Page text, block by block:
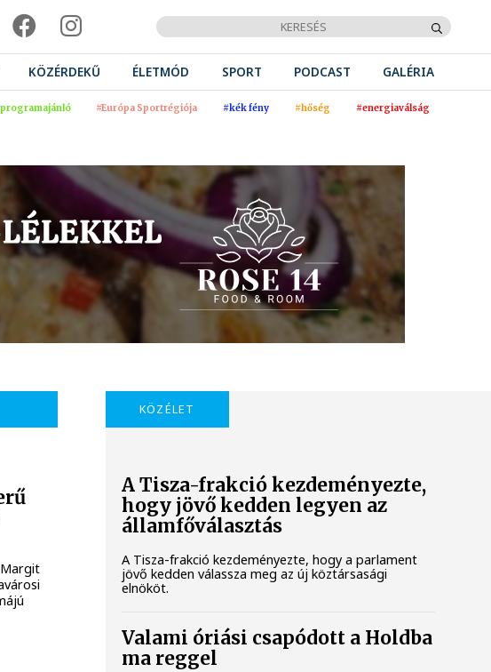
KÖZÉRDEKŰ ÉLETMÓD SPORT PODCAST GALÉRIA
#Európa Sportrégiója #kék fény #hőség #energiaválság
KÖZÉLET
A Tisza-frakció kezdeményezte,
hogy jövő kedden legyen az
államfőválasztás
A Tisza-frakció kezdeményezte, hogy a parlament
jövő kedden válassza meg az új köztársasági
elnököt.
Valami óriási csapódott a Holdba
ma reggel